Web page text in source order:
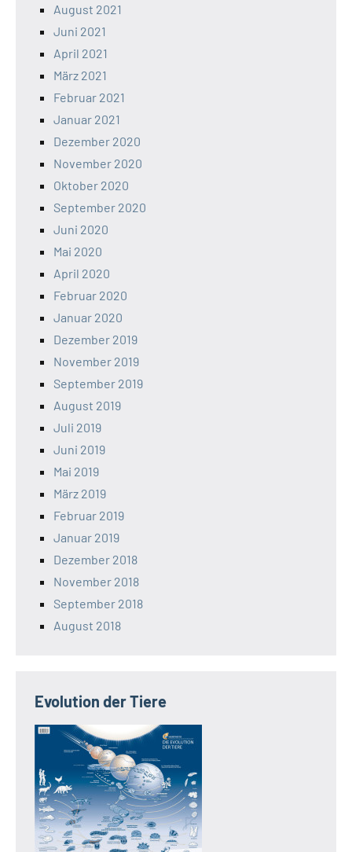
August 2021
Juni 2021
April 2021
März 2021
Februar 2021
Januar 2021
Dezember 2020
November 2020
Oktober 2020
September 2020
Juni 2020
Mai 2020
April 2020
Februar 2020
Januar 2020
Dezember 2019
November 2019
September 2019
August 2019
Juli 2019
Juni 2019
Mai 2019
März 2019
Februar 2019
Januar 2019
Dezember 2018
November 2018
September 2018
August 2018
Evolution der Tiere